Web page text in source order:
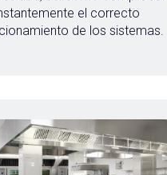
el correcto
de los sistemas.